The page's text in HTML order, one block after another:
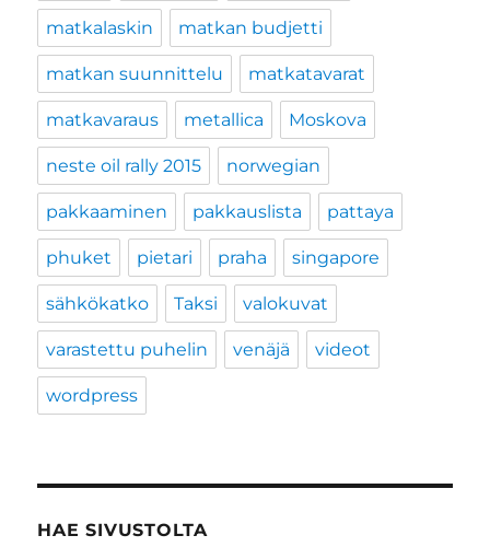
matkalaskin matkan budjetti
matkan suunnittelu matkatavarat
matkavaraus metallica Moskova
neste oil rally 2015 norwegian
pakkaaminen pakkauslista pattaya
phuket pietari praha singapore
sähkökatko Taksi valokuvat
varastettu puhelin venäjä videot
wordpress
HAE SIVUSTOLTA